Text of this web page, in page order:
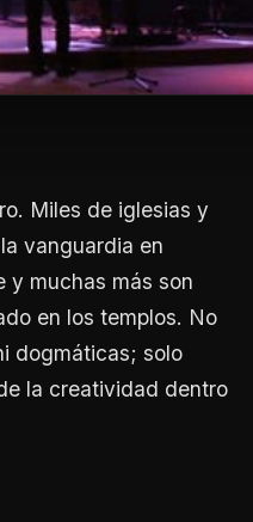
Miles de iglesias y
vanguardia en
y muchas más son
en los templos. No
dogmáticas; solo
la creatividad dentro